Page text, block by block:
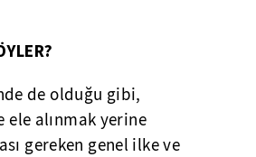
de olduğu gibi,
alınmak yerine
gereken genel ilke ve